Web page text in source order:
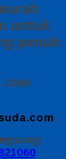
untuk
penuh
1060